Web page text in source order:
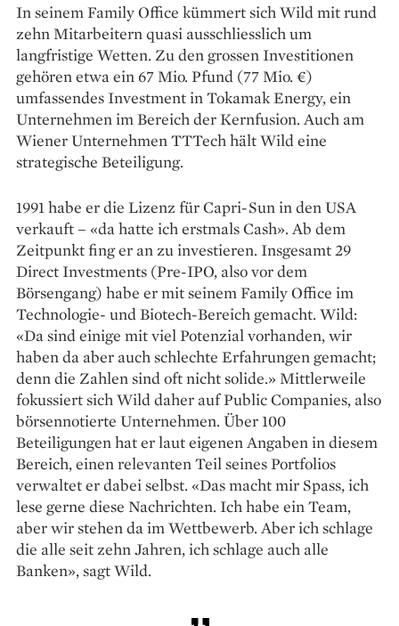
In seinem Family Office kümmert sich Wild mit rund
zehn Mitarbeitern quasi ausschliesslich um
langfristige Wetten. Zu den grossen Investitionen
gehören etwa ein 67 Mio. Pfund (77 Mio. €)
umfassendes Investment in Tokamak Energy, ein
Unternehmen im Bereich der Kernfusion. Auch am
Wiener Unternehmen TTTech hält Wild eine
strategische Beteiligung.
1991 habe er die Lizenz für Capri-Sun in den USA
verkauft – «da hatte ich erstmals Cash». Ab dem
Zeitpunkt fing er an zu investieren. Insgesamt 29
Direct Investments (Pre-IPO, also vor dem
Börsengang) habe er mit seinem Family Office im
Technologie- und Biotech-Bereich gemacht. Wild:
«Da sind einige mit viel Potenzial vorhanden, wir
haben da aber auch schlechte Erfahrungen gemacht;
denn die Zahlen sind oft nicht solide.» Mittlerweile
fokussiert sich Wild daher auf Public Companies, also
börsennotierte Unternehmen. Über 100
Beteiligungen hat er laut eigenen Angaben in diesem
Bereich, einen relevanten Teil seines Portfolios
verwaltet er dabei selbst. «Das macht mir Spass, ich
lese gerne diese Nachrichten. Ich habe ein Team,
aber wir stehen da im Wettbewerb. Aber ich schlage
die alle seit zehn Jahren, ich schlage auch alle
Banken», sagt Wild.